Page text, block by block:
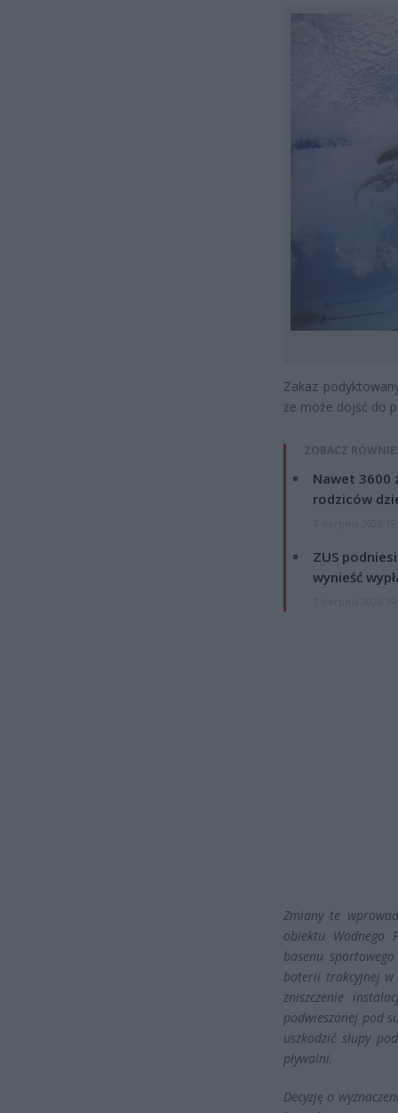
Zakaz
że może dojść do
ZOBACZ
Nawet 3600
rodziców
ZUS
wynieść
Zmiany te
obiektu Wodnego
basenu
baterii trakcyjnej w
zniszczenie
podwieszonej pod
uszkodzić słupy
pływalni.
Decyzję o